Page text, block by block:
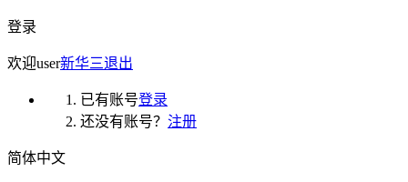
登录
欢迎user新华三退出
已有账号登录
还没有账号？ 注册
简体中文